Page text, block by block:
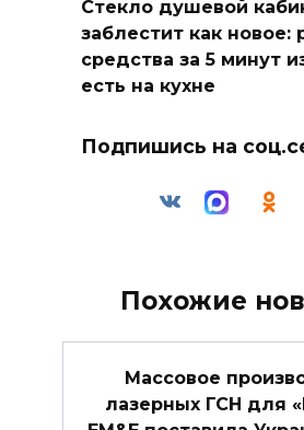
Стекло душевой
заблестит как новое:
средства за 5 минут
есть на кухне
Подпишись на
Похожие
Массовое
лазерных ГСН для